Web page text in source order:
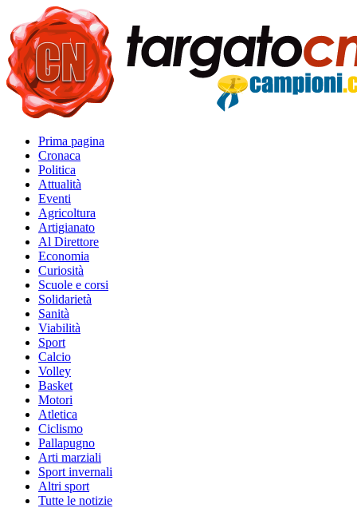
Prima pagina
Cronaca
Politica
Attualità
Eventi
Agricoltura
Artigianato
Al Direttore
Economia
Curiosità
Scuole e corsi
Solidarietà
Sanità
Viabilità
Sport
Calcio
Volley
Basket
Motori
Atletica
Ciclismo
Pallapugno
Arti marziali
Sport invernali
Altri sport
Tutte le notizie